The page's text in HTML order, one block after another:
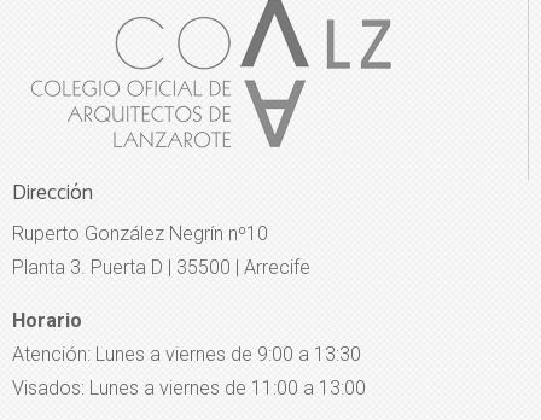
Dirección
Ruperto González Negrín nº10
Planta 3. Puerta D | 35500 | Arrecife
Horario
Atención: Lunes a viernes de 9:00 a 13:30
Visados: Lunes a viernes de 11:00 a 13:00